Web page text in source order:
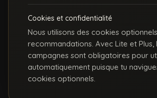
Cookies et confidentialité
Nous utilisons des cookies
recommandations. Avec Lite et
campagnes sont obligatoires pour
automatiquement puisque tu
cookies optionnels.
La première communauté en ligne